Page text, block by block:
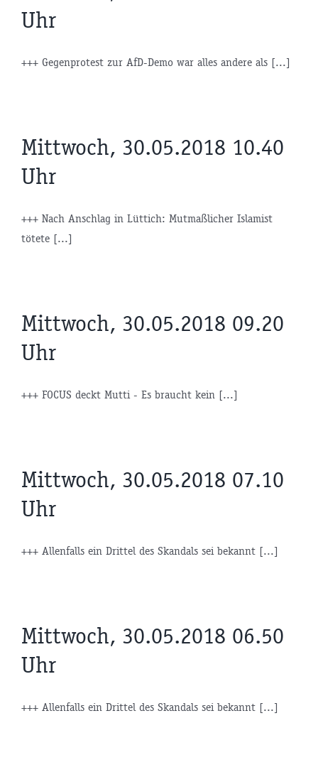
Uhr
+++ Gegenprotest zur AfD-Demo war alles andere als [...]
Mittwoch, 30.05.2018 10.40
Uhr
+++ Nach Anschlag in Lüttich: Mutmaßlicher Islamist
tötete [...]
Mittwoch, 30.05.2018 09.20
Uhr
+++ FOCUS deckt Mutti - Es braucht kein [...]
Mittwoch, 30.05.2018 07.10
Uhr
+++ Allenfalls ein Drittel des Skandals sei bekannt [...]
Mittwoch, 30.05.2018 06.50
Uhr
+++ Allenfalls ein Drittel des Skandals sei bekannt [...]